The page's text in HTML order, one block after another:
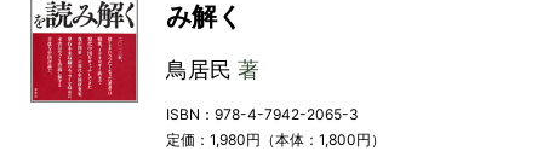
み解く
鳥居民 著
ISBN：978-4-7942-2065-3
定価：1,980円（本体：1,800円）